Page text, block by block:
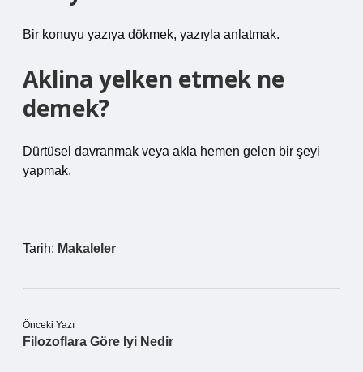
Bir konuyu yazıya dökmek, yazıyla anlatmak.
Aklina yelken etmek ne
demek?
Dürtüsel davranmak veya akla hemen gelen bir şeyi
yapmak.
Tarih: Makaleler
Önceki Yazı
Filozoflara Göre Iyi Nedir